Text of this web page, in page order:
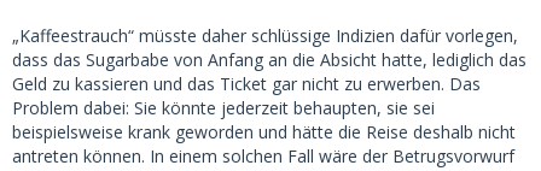
Die Paypal-Überweisung klappte. Ich war aber dennoch
skeptisch und schaute unter der DB-Buchungsnummer und
dem Nachnamen auf der DB-Website nach - die Tickets
waren tatsächlich kurz nach dem Kauf storniert worden.
„Kaffeestrauch“ müsste daher schlüssige Indizien dafür vorlegen,
dass das Sugarbabe von Anfang an die Absicht hatte, lediglich das
Geld zu kassieren und das Ticket gar nicht zu erwerben. Das
Problem dabei: Sie könnte jederzeit behaupten, sie sei
beispielsweise krank geworden und hätte die Reise deshalb nicht
antreten können. In einem solchen Fall wäre der Betrugsvorwurf